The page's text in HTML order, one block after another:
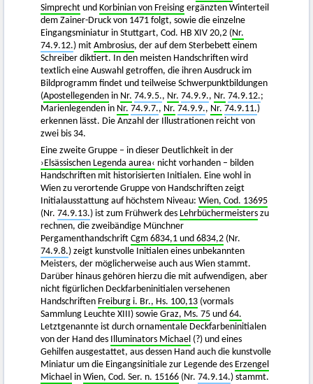
Simprecht und Korbinian von Freising ergänzten Winterteil
dem Zainer-Druck von 1471 folgt, sowie die einzelne
Eingangsminiatur in Stuttgart, Cod. HB XIV 20,2 (Nr.
74.9.12.) mit Ambrosius, der auf dem Sterbebett einem
Schreiber diktiert. In den meisten Handschriften wird
textlich eine Auswahl getroffen, die ihren Ausdruck im
Bildprogramm findet und teilweise Schwerpunktbildungen
(Apostellegenden in Nr. 74.9.5., Nr. 74.9.9., Nr. 74.9.12.;
Marienlegenden in Nr. 74.9.7., Nr. 74.9.9., Nr. 74.9.11.)
erkennen lässt. Die Anzahl der Illustrationen reicht von
zwei bis 34.
Eine zweite Gruppe – in dieser Deutlichkeit in der
›Elsässischen Legenda aurea‹ nicht vorhanden – bilden
Handschriften mit historisierten Initialen. Eine wohl in
Wien zu verortende Gruppe von Handschriften zeigt
Initialausstattung auf höchstem Niveau: Wien, Cod. 13695
(Nr. 74.9.13.) ist zum Frühwerk des Lehrbüchermeisters zu
rechnen, die zweibändige Münchner
Pergamenthandschrift Cgm 6834,1 und 6834,2 (Nr.
74.9.8.) zeigt kunstvolle Initialen eines unbekannten
Meisters, der möglicherweise auch aus Wien stammt.
Darüber hinaus gehören hierzu die mit aufwendigen, aber
nicht figürlichen Deckfarbeninitialen versehenen
Handschriften Freiburg i. Br., Hs. 100,13 (vormals
Sammlung Leuchte XIII) sowie Graz, Ms. 75 und 64.
Letztgenannte ist durch ornamentale Deckfarbeninitialen
von der Hand des Illuminators Michael (?) und eines
Gehilfen ausgestattet, aus dessen Hand auch die kunstvolle
Miniatur um die Eingangsinitiale zur Legende des Erzengel
Michael in Wien, Cod. Ser. n. 15166 (Nr. 74.9.14.) stammt.